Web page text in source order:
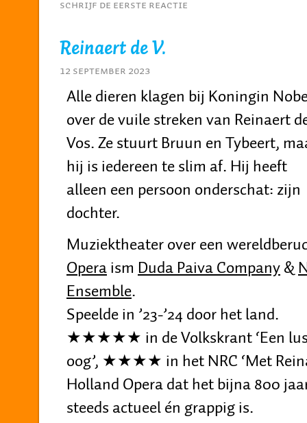
Schrijf de eerste reactie
Reinaert de V.
12 september 2023
Alle dieren klagen bij Koningin
over de vuile streken van Reinaert
Vos. Ze stuurt Bruun en Tybeert,
hij is iedereen te slim af. Hij heeft
alleen een persoon onderschat: zijn
dochter.
Muziektheater over een
OperaismDuda Paiva Company&
Ensemble.
Speelde in ’23-’24 door het land.
★★★★★ in de Volkskrant ‘Een
oog’, ★★★★ in het NRC ‘Met
Holland Opera dat het bijna 800
steeds actueel én grappig is.